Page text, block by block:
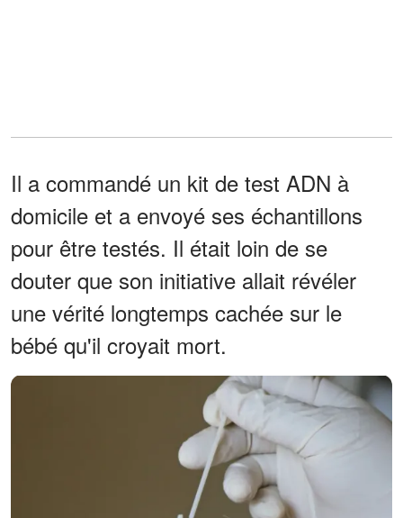
Il a commandé un kit de test ADN à
domicile et a envoyé ses échantillons
pour être testés. Il était loin de se
douter que son initiative allait révéler
une vérité longtemps cachée sur le
bébé qu'il croyait mort.